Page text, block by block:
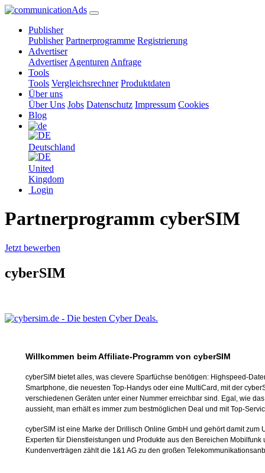
Publisher
Publisher Partnerprogramme Registrierung
Advertiser
Advertiser Agenturen Anfrage
Tools
Tools Vergleichsrechner Produktdaten
Über uns
Über Uns Jobs Datenschutz Impressum Cookies
Blog
Deutschland
United
Kingdom
Login
Partnerprogramm cyberSIM
Jetzt bewerben
cyberSIM
Willkommen beim Affiliate-Programm von cyberSIM
cyberSIM bietet alles, was clevere Sparfüchse benötigen: Highspeed-
Smartphone, die neuesten Top-Handys oder eine MultiCard, mit der
verschiedenen Geräten unter einer Nummer erreichbar sind. Egal, wie
aussieht, man erhält es immer zum bestmöglichen Deal und mit Top-
cyberSIM ist eine Marke der Drillisch Online GmbH und gehört damit zum
Experten für Dienstleistungen und Produkte aus den Bereichen Mobilfunk
Kundenverträgen zählt die 1&1 AG zu den großen